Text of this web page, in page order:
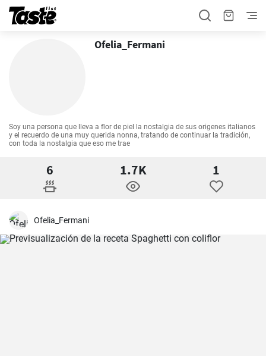
Ofelia_Fermani
Soy una persona que lleva a flor de piel la nostalgia de sus origenes italianos
y el recuerdo de una muy querida nonna, tratando de continuar la tradición,
con toda la nostalgia que eso me trae
6 1.7K 1
Ofelia_Fermani